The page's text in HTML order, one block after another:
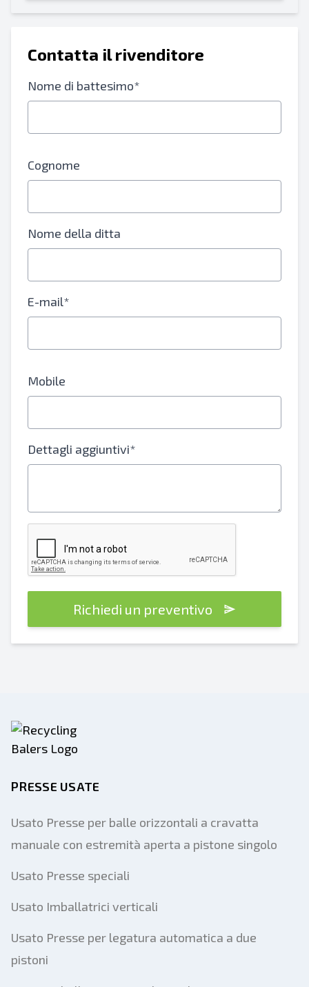
Contatta il rivenditore
Nome di battesimo*
Cognome
Nome della ditta
E-mail*
Mobile
Dettagli aggiuntivi*
Richiedi un preventivo
PRESSE USATE
Usato Presse per balle orizzontali a cravatta
manuale con estremità aperta a pistone singolo
Usato Presse speciali
Usato Imballatrici verticali
Usato Presse per legatura automatica a due
pistoni